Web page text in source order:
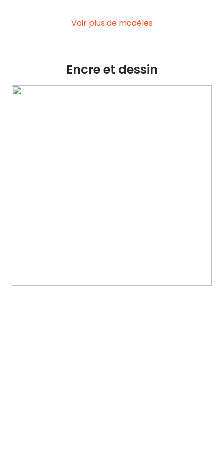
Voir plus de modèles
Encre et dessin
Papillonnes, oeuvre sur toile étirée